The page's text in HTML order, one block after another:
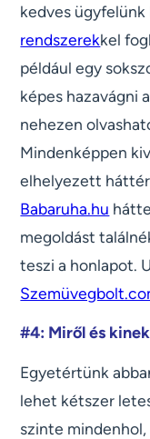
kedves ügyfelünk
rendszerekkel
például egy
képes hazavágni
nehezen
Mindenképpen
elhelyezett
Babaruha.hu
megoldást
teszi a honlapot.
#4: Miről és
Egyetértünk
lehet kétszer
szinte